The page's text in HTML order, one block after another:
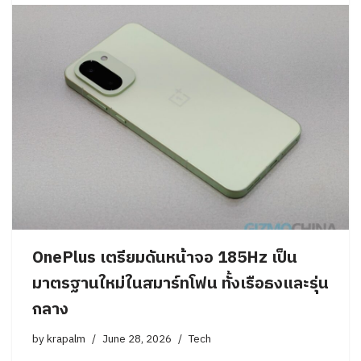
OnePlus เตรียมดันหน้าจอ 185Hz เป็น
มาตรฐานใหม่ในสมาร์ทโฟน ทั้งเรือธงและรุ่น
กลาง
bykrapalm June 28, 2026 Tech